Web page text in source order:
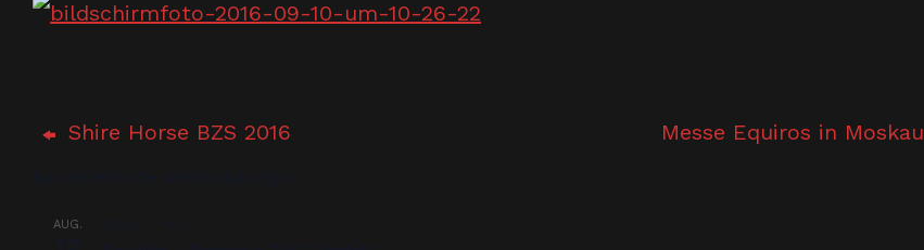
Shire Horse BZS 2016 Messe Equiros in Moskau
AUG.